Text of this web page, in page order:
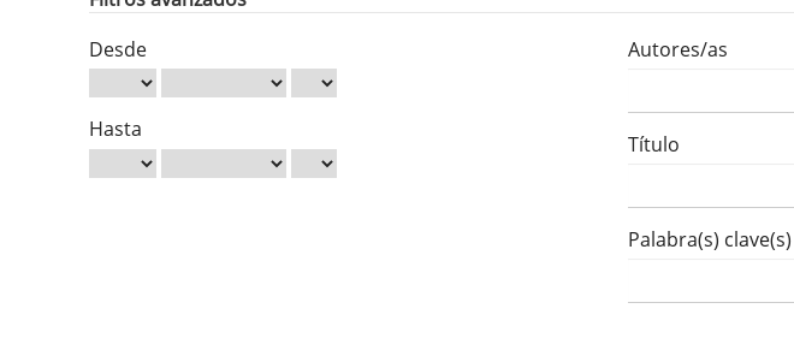
Desde
Hasta
Autores/as
Título
Palabra(s) clave(s)